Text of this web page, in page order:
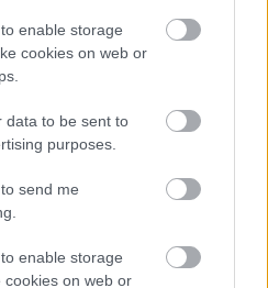
enable storage
cookies on web or
data to be sent to
purposes.
send me
enable storage
cookies on web or